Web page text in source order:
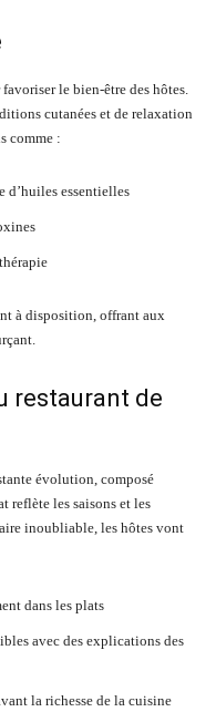
le bien-être des hôtes.
cutanées et de relaxation
comme :
d’huiles essentielles
à disposition, offrant aux
restaurant de
évolution, composé
reflète les saisons et les
inoubliable, les hôtes vont
dans les plats
avec des explications des
la richesse de la cuisine